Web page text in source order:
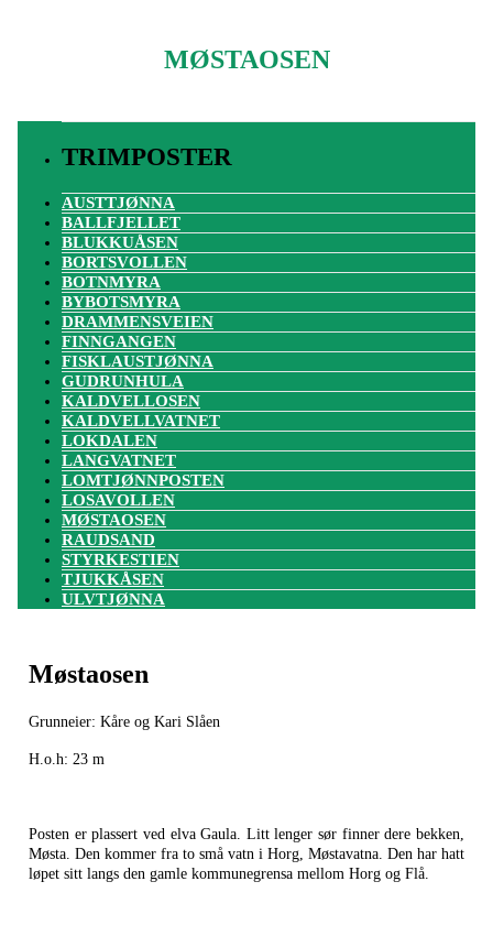
MØSTAOSEN
TRIMPOSTER
AUSTTJØNNA
BALLFJELLET
BLUKKUÅSEN
BORTSVOLLEN
BOTNMYRA
BYBOTSMYRA
DRAMMENSVEIEN
FINNGANGEN
FISKLAUSTJØNNA
GUDRUNHULA
KALDVELLOSEN
KALDVELLVATNET
LOKDALEN
LANGVATNET
LOMTJØNNPOSTEN
LOSAVOLLEN
MØSTAOSEN
RAUDSAND
STYRKESTIEN
TJUKKÅSEN
ULVTJØNNA
Møstaosen
Grunneier: Kåre og Kari Slåen
H.o.h: 23 m
Posten er plassert ved elva Gaula. Litt lenger sør finner dere bekken,
Møsta. Den kommer fra to små vatn i Horg, Møstavatna. Den har hatt
løpet sitt langs den gamle kommunegrensa mellom Horg og Flå.